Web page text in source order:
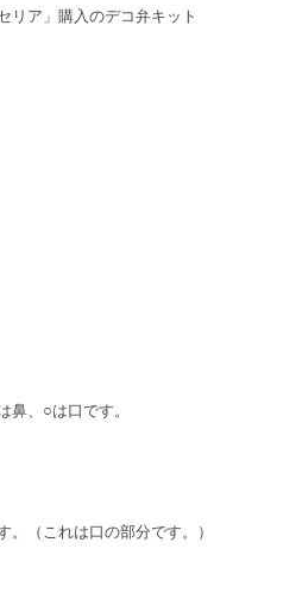
リア」購入のデコ弁キット
、○は口です。
。（これは口の部分です。）